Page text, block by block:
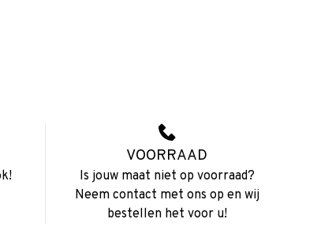
VOORRAAD
Is jouw maat niet op voorraad?
Neem contact met ons op en wij
bestellen het voor u!